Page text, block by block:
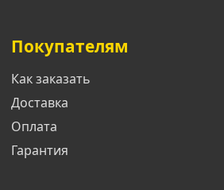
Покупателям
Как заказать
Доставка
Оплата
Гарантия